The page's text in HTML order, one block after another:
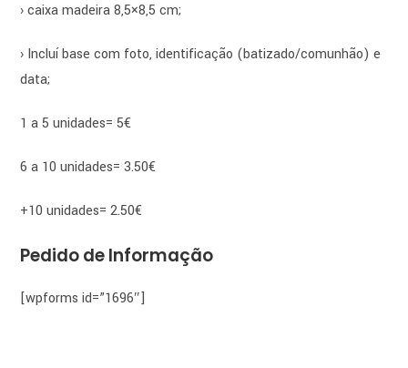
› caixa madeira 8,5×8,5 cm;
› Incluí base com foto, identificação (batizado/comunhão) e
data;
1 a 5 unidades= 5€
6 a 10 unidades= 3.50€
+10 unidades= 2.50€
Pedido de Informação
[wpforms id=”1696″]